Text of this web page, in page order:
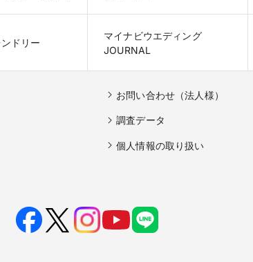
ドリー
マイナビウエディング
JOURNAL
お問い合わせ（法人様）
調査データ
個人情報の取り扱い